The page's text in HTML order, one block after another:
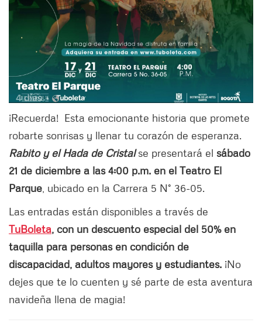
¡Recuerda! Esta emocionante historia que promete
robarte sonrisas y llenar tu corazón de esperanza.
Rabito y el Hada de Cristalse presentará el sábado
21 de diciembre a las 4:00 p.m. en el Teatro El
Parque , ubicado en la Carrera 5 N° 36-05.
Las entradas están disponibles a través de
TuBoleta, con un descuento especial del 50% en
taquilla para personas en condición de
discapacidad, adultos mayores y estudiantes. ¡No
dejes que te lo cuenten y sé parte de esta aventura
navideña llena de magia!